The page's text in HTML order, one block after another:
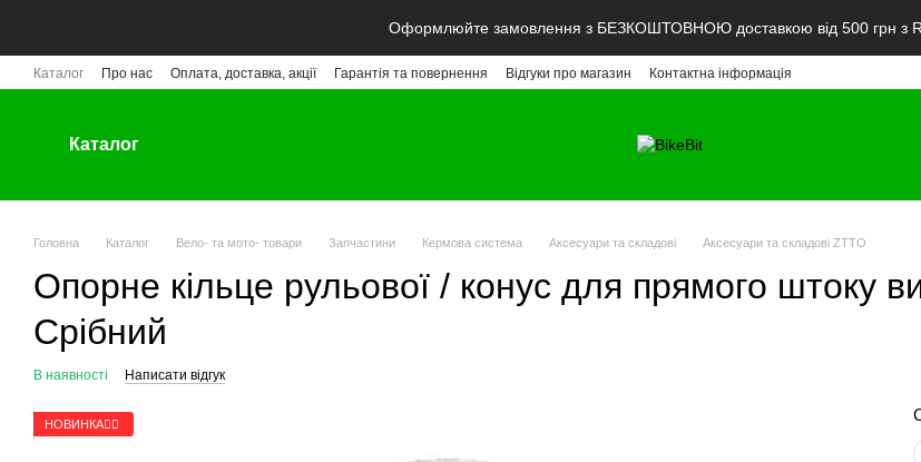
Оформлюйте замовлення з БЕЗКОШТОВНОЮ доставкою від 500 грн з
Каталог Про нас Оплата, доставка, акції Гарантія та повернення Відгуки про магазин Контактна інформація
Каталог
Головна Каталог Вело- та мото- товари Запчастини Кермова система Аксесуари та складові Аксесуари та складові ZTTO
Опорне кільце рульової / конус для прямого штоку
Срібний
В наявності Написати відгук
НОВИНКА🚴‍♂️